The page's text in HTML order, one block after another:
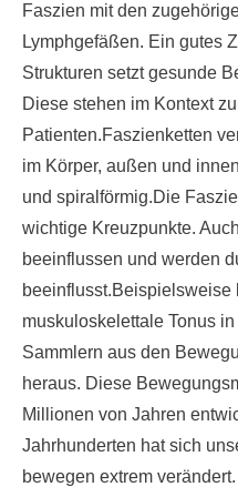
Faszien mit den
Lymphgefäßen. Ein gutes
Strukturen setzt gesunde
Diese stehen im Kontext
Patienten.Faszienketten
im Körper, außen und
und spiralförmig.Die
wichtige Kreuzpunkte.
beeinflussen und werden
beeinflusst.Beispielsweise
muskuloskelettale Tonus
Sammlern aus den
heraus. Diese
Millionen von Jahren
Jahrhunderten hat sich
bewegen extrem